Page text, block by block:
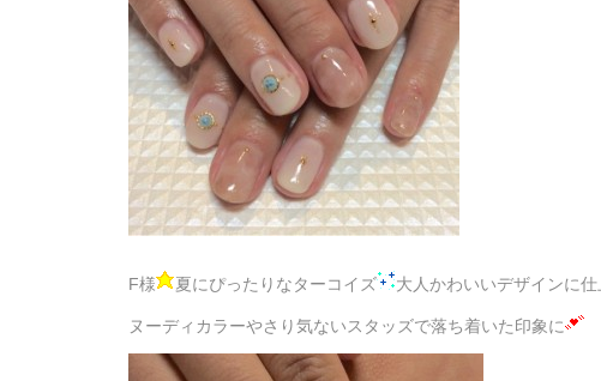
F様 夏にぴったりなターコイズ 大人かわいいデザインに
ヌーディカラーやさり気ないスタッズで落ち着いた印象に